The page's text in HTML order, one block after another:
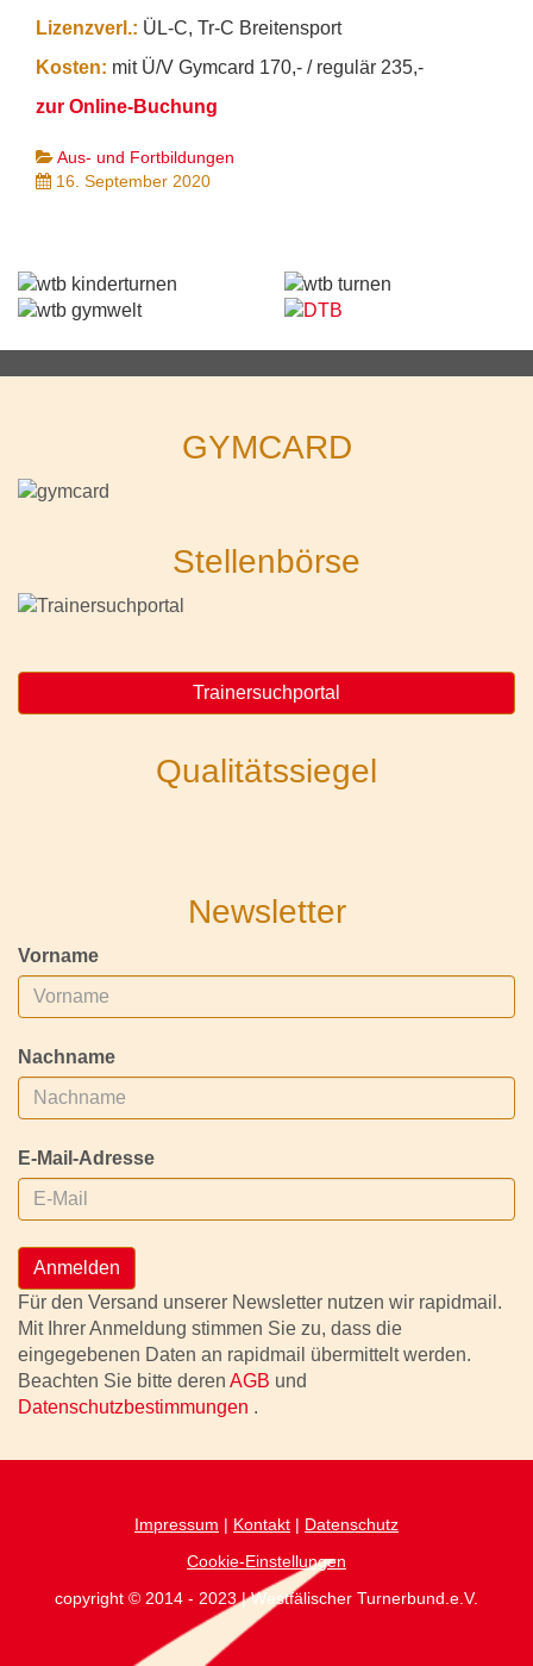
Lizenzverl.: ÜL-C, Tr-C Breitensport
Kosten: mit Ü/V Gymcard 170,- / regulär 235,-
zur Online-Buchung
Aus- und Fortbildungen
16. September 2020
GYMCARD
Stellenbörse
Trainersuchportal
Qualitätssiegel
Newsletter
Vorname
Nachname
E-Mail-Adresse
Anmelden
Für den Versand unserer Newsletter nutzen wir rapidmail.
Mit Ihrer Anmeldung stimmen Sie zu, dass die
eingegebenen Daten an rapidmail übermittelt werden.
Beachten Sie bitte deren AGB und
Datenschutzbestimmungen .
Impressum | Kontakt | Datenschutz
Cookie-Einstellungen
copyright © 2014 - 2023 | Westfälischer Turnerbund.e.V.